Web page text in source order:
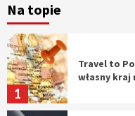
Na topie
5
1
Travel to
własny kraj